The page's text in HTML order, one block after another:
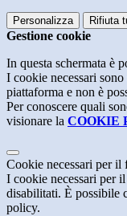
Personalizza Rifiuta
Gestione cookie
In questa schermata è
I cookie necessari
piattaforma e non è
Per conoscere quali
visionare la COOKIE
Cookie necessari per il
I cookie necessari per
disabilitati. È possibile
policy.